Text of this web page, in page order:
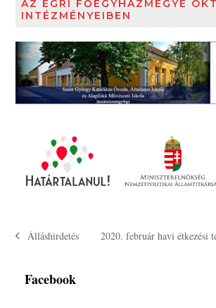
AZ EGRI FŐEGYHÁZMEGYE
INTÉZMÉNYEIBEN
previous
Álláshirdetés
next
2020. február havi étkezési
Facebook